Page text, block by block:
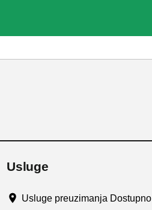
Usluge
Usluge preuzimanja Dostupno